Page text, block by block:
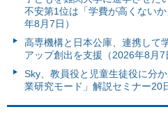
不安第1位は「学費が高くない
年8月7日）
高専機構と日本公庫、連携して
アップ創出を支援（2026年8月7
Sky、教員役と児童生徒役に分
業研究モード」解説セミナー20